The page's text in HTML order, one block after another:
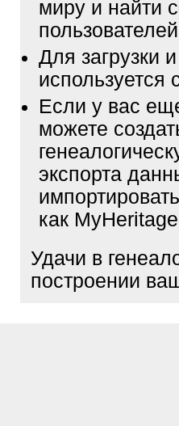
миру и найти
Для загрузки
используется
Если у вас
можете
экспорта
как
Удачи в
построении